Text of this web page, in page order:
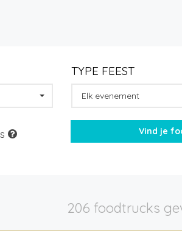
TYPE FEEST
Elk evenement
206 foodtrucks